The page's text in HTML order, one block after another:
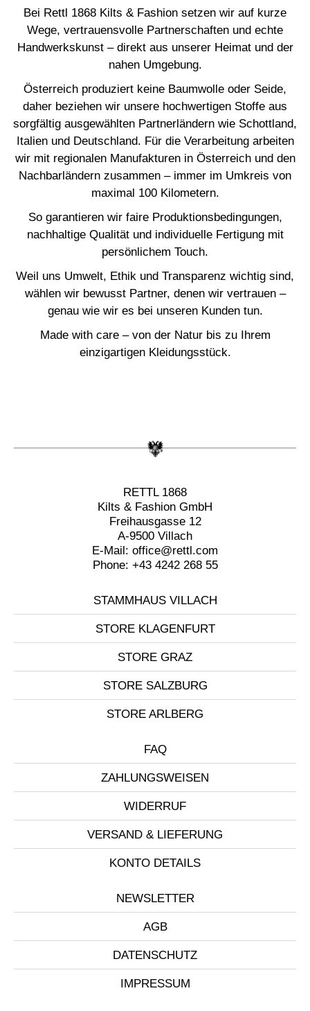
Bei Rettl 1868 Kilts & Fashion setzen wir auf kurze
Wege, vertrauensvolle Partnerschaften und echte
Handwerkskunst – direkt aus unserer Heimat und der
nahen Umgebung.
Österreich produziert keine Baumwolle oder Seide,
daher beziehen wir unsere hochwertigen Stoffe aus
sorgfältig ausgewählten Partnerländern wie Schottland,
Italien und Deutschland. Für die Verarbeitung arbeiten
wir mit regionalen Manufakturen in Österreich und den
Nachbarländern zusammen – immer im Umkreis von
maximal 100 Kilometern.
So garantieren wir faire Produktionsbedingungen,
nachhaltige Qualität und individuelle Fertigung mit
persönlichem Touch.
Weil uns Umwelt, Ethik und Transparenz wichtig sind,
wählen wir bewusst Partner, denen wir vertrauen –
genau wie wir es bei unseren Kunden tun.
Made with care – von der Natur bis zu Ihrem
einzigartigen Kleidungsstück.
RETTL 1868
Kilts & Fashion GmbH
Freihausgasse 12
A-9500 Villach
E-Mail: office@rettl.com
Phone: +43 4242 268 55
STAMMHAUS VILLACH
STORE KLAGENFURT
STORE GRAZ
STORE SALZBURG
STORE ARLBERG
FAQ
ZAHLUNGSWEISEN
WIDERRUF
VERSAND & LIEFERUNG
KONTO DETAILS
NEWSLETTER
AGB
DATENSCHUTZ
IMPRESSUM